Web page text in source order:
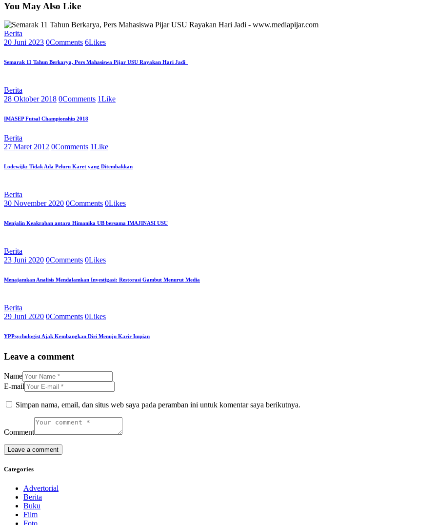
You May Also Like
Berita
20 Juni 2023 0Comments 6Likes
Semarak 11 Tahun Berkarya, Pers Mahasiswa Pijar USU Rayakan Hari Jadi
Berita
28 Oktober 2018 0Comments 1Like
IMASEP Futsal Championship 2018
Berita
27 Maret 2012 0Comments 1Like
Lodewijk: Tidak Ada Peluru Karet yang Ditembakkan
Berita
30 November 2020 0Comments 0Likes
Menjalin Keakraban antara Himanika UB bersama IMAJINASI USU
Berita
23 Juni 2020 0Comments 0Likes
Menajamkan Analisis Mendalamkan Investigasi: Restorasi Gambut Menurut Media
Berita
29 Juni 2020 0Comments 0Likes
YPPsychologist Ajak Kembangkan Diri Menuju Karir Impian
Leave a comment
Name
E-mail
Simpan nama, email, dan situs web saya pada peramban ini untuk komentar saya berikutnya.
Comment
Categories
Advertorial
Berita
Buku
Film
Foto